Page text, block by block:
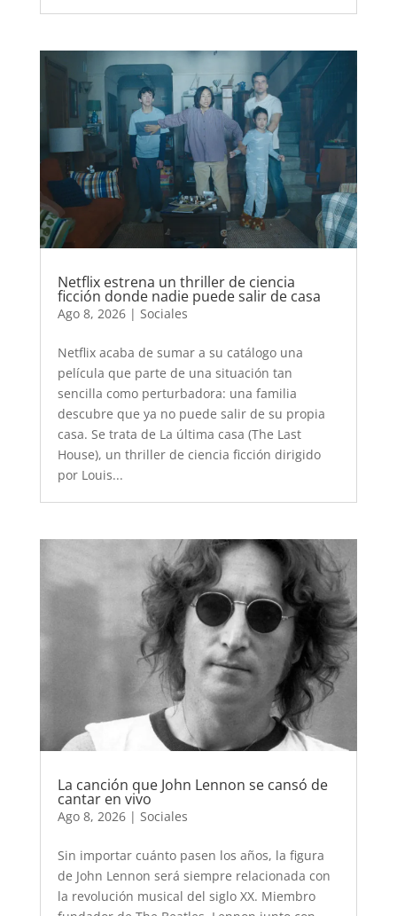
Netflix estrena un thriller de ciencia
ficción donde nadie puede salir de casa
Ago 8, 2026| Sociales
Netflix acaba de sumar a su catálogo una
película que parte de una situación tan
sencilla como perturbadora: una familia
descubre que ya no puede salir de su propia
casa. Se trata de La última casa (The Last
House), un thriller de ciencia ficción dirigido
por Louis...
La canción que John Lennon se cansó de
cantar en vivo
Ago 8, 2026| Sociales
Sin importar cuánto pasen los años, la figura
de John Lennon será siempre relacionada con
la revolución musical del siglo XX. Miembro